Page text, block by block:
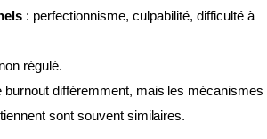
: perfectionnisme, culpabilité, difficulté à
non régulé.
burnout différemment, mais les mécanismes
sont souvent similaires.